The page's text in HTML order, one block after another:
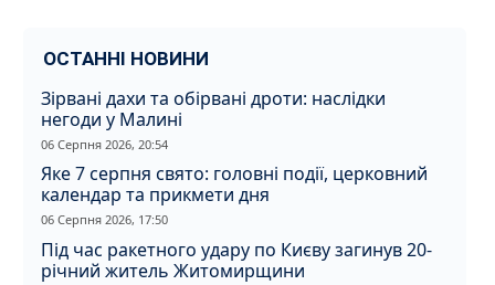
ОСТАННІ НОВИНИ
Зірвані дахи та обірвані дроти: наслідки
негоди у Малині
06 Серпня 2026, 20:54
Яке 7 серпня свято: головні події, церковний
календар та прикмети дня
06 Серпня 2026, 17:50
Під час ракетного удару по Києву загинув 20-
річний житель Житомирщини